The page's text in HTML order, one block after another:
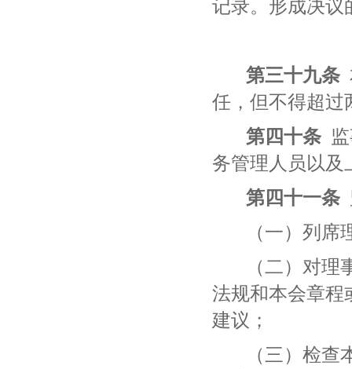
记录。形成决议
第三十九条
任，但不得超过
第四十条
务管理人员以及
第四十一条
（一）列
（二）对
法规和本会章程
建议；
（三）检